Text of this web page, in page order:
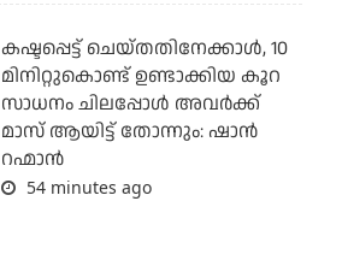
കഷ്ടപ്പെട്ട് ചെയ്തതിനേക്കാൾ, 10
മിനിറ്റുകൊണ്ട് ഉണ്ടാക്കിയ കൂറ
സാധനം ചിലപ്പോൾ അവർക്ക്
മാസ് ആയിട്ട് തോന്നും: ഷാൻ
റഹ്മാൻ
54 minutes ago